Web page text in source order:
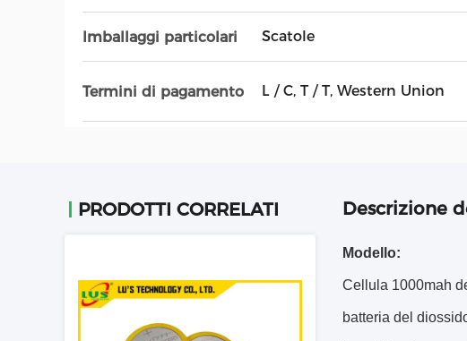
Imballaggi particolari Scatole
Termini di pagamento L / C, T / T, Western Union
PRODOTTI CORRELATI Descrizione
Modello:
Cellula 1000mah
batteria del